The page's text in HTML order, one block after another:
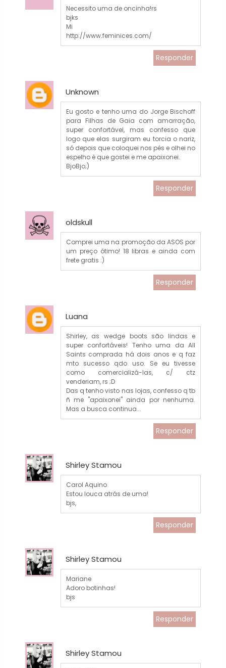
Necessito uma de oncinha!rs
bjks
Mi
http://www.feminices.com/
Responder
Unknown
Eu gosto e tenho uma do Jorge Bischoff
para Filhas de Gaia com amarração,
super confortável, mas confesso que
logo que elas surgiram eu torcia o nariz,
só depois que coloquei nos pés e olhei no
espelho é que gostei e me apaixonei.
BjoBjo;)
Responder
oldskull
Comprei uma na promoção da ASOS por
um preço ótimo! 18 libras e ainda com
frete gratis :)
Responder
Luana
Shirley, as wedge boots são lindas e
super confortáveis! Tenho uma da All
Saints comprada há dois anos e q faz
mto sucesso qdo uso. Se eu tivesse
como comercializá-las, c/ ctz
venderiam, rs ;D
Das q tenho visto nas lojas, confesso q tb
ñ me "apaixonei" ainda por nenhuma.
Mas a busca continua...
Responder
Shirley Stamou
Carol Aquino
Estou louca atrás de uma!
bjs,
Responder
Shirley Stamou
Mariane
Adoro botinhas!
bjs
Responder
Shirley Stamou